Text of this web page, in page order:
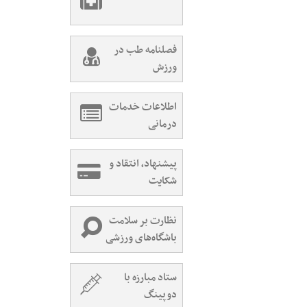
فصلنامه طب در
ورزش
اطلاعات خدمات
درمانی
پیشنهاد، انتقاد و
شکایت
نظارت بر سلامت
باشگاه‌های ورزشی
ستاد مبارزه با
دوپینگ